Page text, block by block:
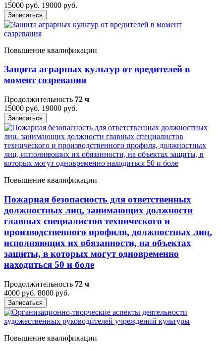
15000 руб. 19000 руб.
Записаться
Повышение квалификации
Защита аграрных культур от вредителей в
момент созревания
Продолжительность 72 ч
15000 руб. 19000 руб.
Записаться
Повышение квалификации
Пожарная безопасность для ответственных
должностных лиц, занимающих должности
главных специалистов технического и
производственного профиля, должностных лиц,
исполняющих их обязанности, на объектах
защиты, в которых могут одновременно
находиться 50 и боле
Продолжительность 72 ч
4000 руб. 8000 руб.
Записаться
Повышение квалификации